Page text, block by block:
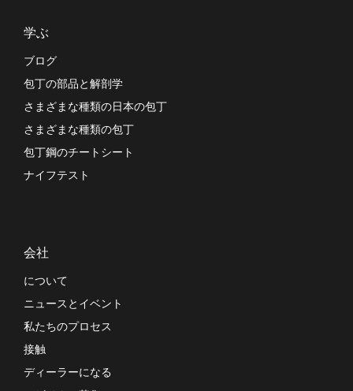
学ぶ
ブログ
包丁の部品と解剖学
さまざまな種類の日本の包丁
さまざまな種類の包丁
包丁鋼のチートシート
ナイフテスト
会社
について
ニュースとイベント
私たちのプロセス
接触
ディーラーになる